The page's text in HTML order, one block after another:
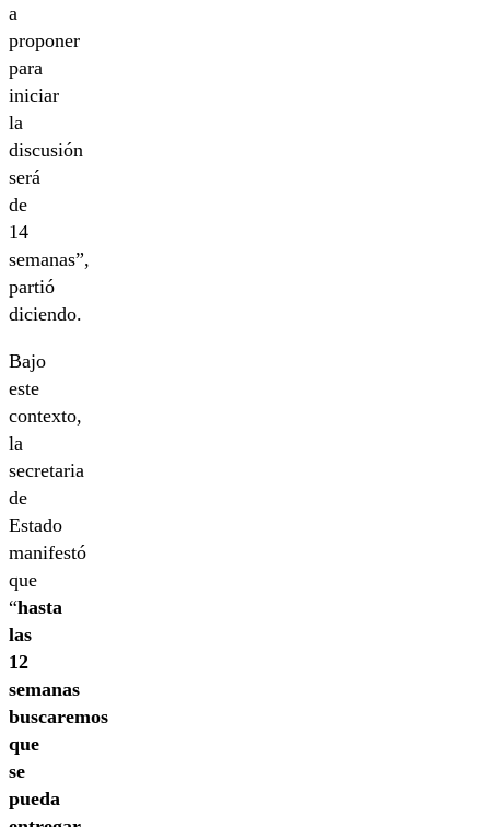
a
proponer
para
iniciar
la
discusión
será
de
14
semanas”,
partió
diciendo.
Bajo
este
contexto,
la
secretaria
de
Estado
manifestó
que
“hasta
las
12
semanas
buscaremos
que
se
pueda